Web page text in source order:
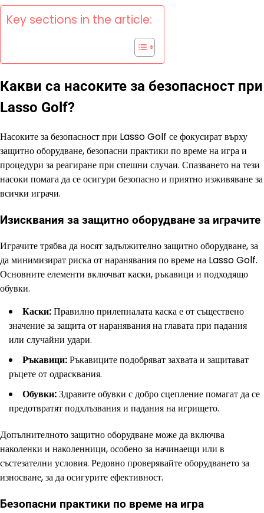
Key sections in the article:
Какви са насоките за безопасност при
Lasso Golf?
Насоките за безопасност при Lasso Golf се фокусират върху
защитно оборудване, безопасни практики по време на игра и
процедури за реагиране при спешни случаи. Спазването на тези
насоки помага да се осигури безопасно и приятно изживяване за
всички играчи.
Изисквания за защитно оборудване за играчите
Играчите трябва да носят задължително защитно оборудване, за
да минимизират риска от наранявания по време на Lasso Golf.
Основните елементи включват каски, ръкавици и подходящо
обувки.
Каски:Правилно прилепналата каска е от съществено
значение за защита от наранявания на главата при падания
или случайни удари.
Ръкавици:Ръкавиците подобряват захвата и защитават
ръцете от одрасквания.
Обувки:Здравите обувки с добро сцепление помагат да се
предотвратят подхлъзвания и падания на игрището.
Допълнителното защитно оборудване може да включва
наколенки и наколенници, особено за начинаещи или в
състезателни условия. Редовно проверявайте оборудването за
износване, за да осигурите ефективност.
Безопасни практики по време на игра